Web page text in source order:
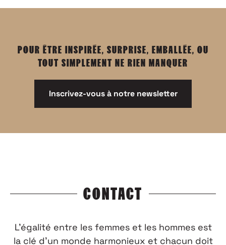
POUR ÊTRE INSPIRÉE, SURPRISE, EMBALLÉE, OU
TOUT SIMPLEMENT NE RIEN MANQUER
Inscrivez-vous à notre newsletter
CONTACT
L’égalité entre les femmes et les hommes est
la clé d’un monde harmonieux et chacun doit